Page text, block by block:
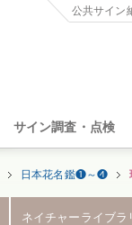
公共サイン
サイン調査・点検
日本花名鑑❶～❹
ネイチャーライブラ